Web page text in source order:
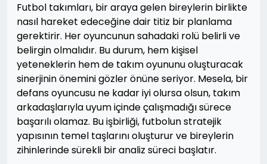
Futbol takımları, bir araya gelen bireylerin birlikte
nasıl hareket edeceğine dair titiz bir planlama
gerektirir. Her oyuncunun sahadaki rolü belirli ve
belirgin olmalıdır. Bu durum, hem kişisel
yeteneklerin hem de takım oyununu oluşturacak
sinerjinin önemini gözler önüne seriyor. Mesela, bir
defans oyuncusu ne kadar iyi olursa olsun, takım
arkadaşlarıyla uyum içinde çalışmadığı sürece
başarılı olamaz. Bu işbirliği, futbolun stratejik
yapısının temel taşlarını oluşturur ve bireylerin
zihinlerinde sürekli bir analiz süreci başlatır.